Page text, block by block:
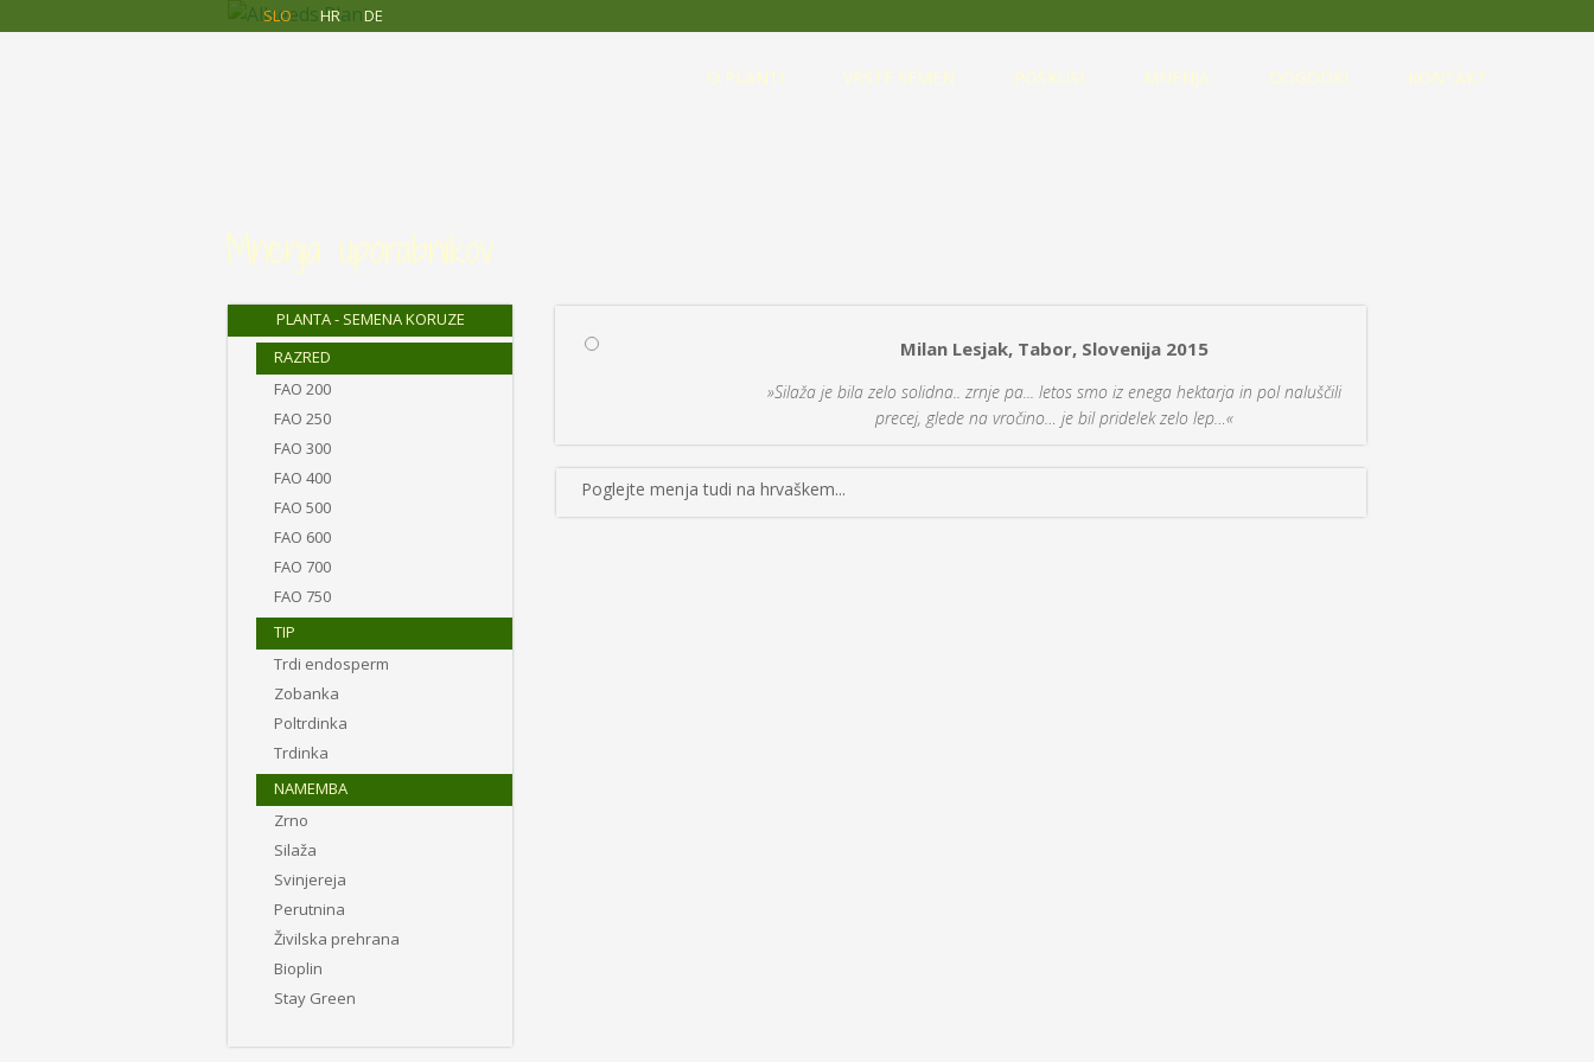
SLO HR DE
Allseeds
O PLANTI VRSTE SEMEN POSKUSI MNENJA DOGODKI KONTAKT
Mnenja uporabnikov
Milan Lesjak, Tabor, Slovenija 2015
»Silaža je bila zelo solidna.. zrnje pa... letos smo iz enega hektarja in pol naluščili
precej, glede na vročino… je bil pridelek zelo lep…«
Poglejte menja tudi na hrvaškem...
PLANTA - SEMENA KORUZE
RAZRED
FAO 200
FAO 250
FAO 300
FAO 400
FAO 500
FAO 600
FAO 700
FAO 750
TIP
Trdi endosperm
Zobanka
Poltrdinka
Trdinka
NAMEMBA
Zrno
Silaža
Svinjereja
Perutnina
Živilska prehrana
Bioplin
Stay Green